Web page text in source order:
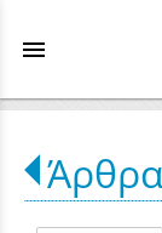
menu